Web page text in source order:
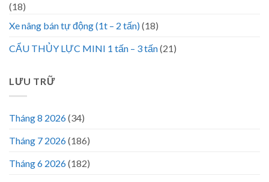
(18)
Xe nâng bán tự động (1t – 2 tấn)(18)
CẨU THỦY LỰC MINI 1 tấn – 3 tấn(21)
LƯU TRỮ
Tháng 8 2026(34)
Tháng 7 2026(186)
Tháng 6 2026(182)